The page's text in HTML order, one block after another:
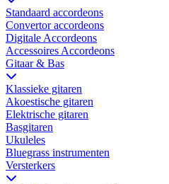
Standaard accordeons
Convertor accordeons
Digitale Accordeons
Accessoires Accordeons
Gitaar & Bas
Klassieke gitaren
Akoestische gitaren
Elektrische gitaren
Basgitaren
Ukuleles
Bluegrass instrumenten
Versterkers